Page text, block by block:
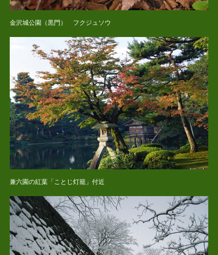
金沢城公園（黒門） フクジュソウ
兼六園の紅葉「ことじ灯籠」付近